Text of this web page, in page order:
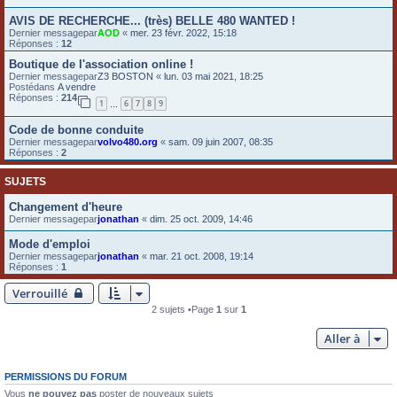
e
AVIS DE RECHERCHE... (très) BELLE 480 WANTED !
Dernier messageparAOD « mer. 23 févr. 2022, 15:18
Réponses : 12
Boutique de l'association online !
Dernier messageparZ3 BOSTON « lun. 03 mai 2021, 18:25
Postédans A vendre
Réponses : 214
1 … 6 7 8 9
Code de bonne conduite
Dernier messageparvolvo480.org « sam. 09 juin 2007, 08:35
Réponses : 2
SUJETS
Changement d'heure
Dernier messageparjonathan « dim. 25 oct. 2009, 14:46
Mode d'emploi
Dernier messageparjonathan « mar. 21 oct. 2008, 19:14
Réponses : 1
Verrouillé
2 sujets •Page 1 sur 1
Aller à
PERMISSIONS DU FORUM
Vous ne pouvez pas poster de nouveaux sujets